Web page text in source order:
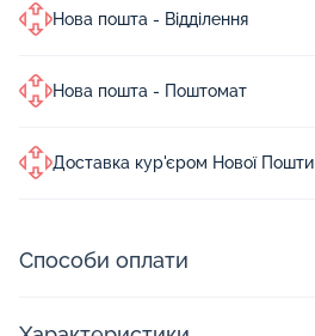
Нова пошта - Відділення
Нова пошта - Поштомат
Доставка кур'єром Нової Пошти
Способи оплати